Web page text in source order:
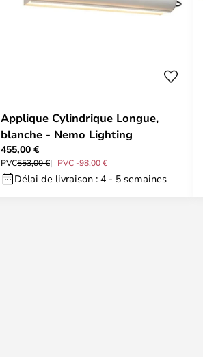
Applique Cylindrique Longue,
blanche - Nemo Lighting
455,00 €
PVC553,00 € PVC -98,00 €
Délai de livraison : 4 - 5 semaines